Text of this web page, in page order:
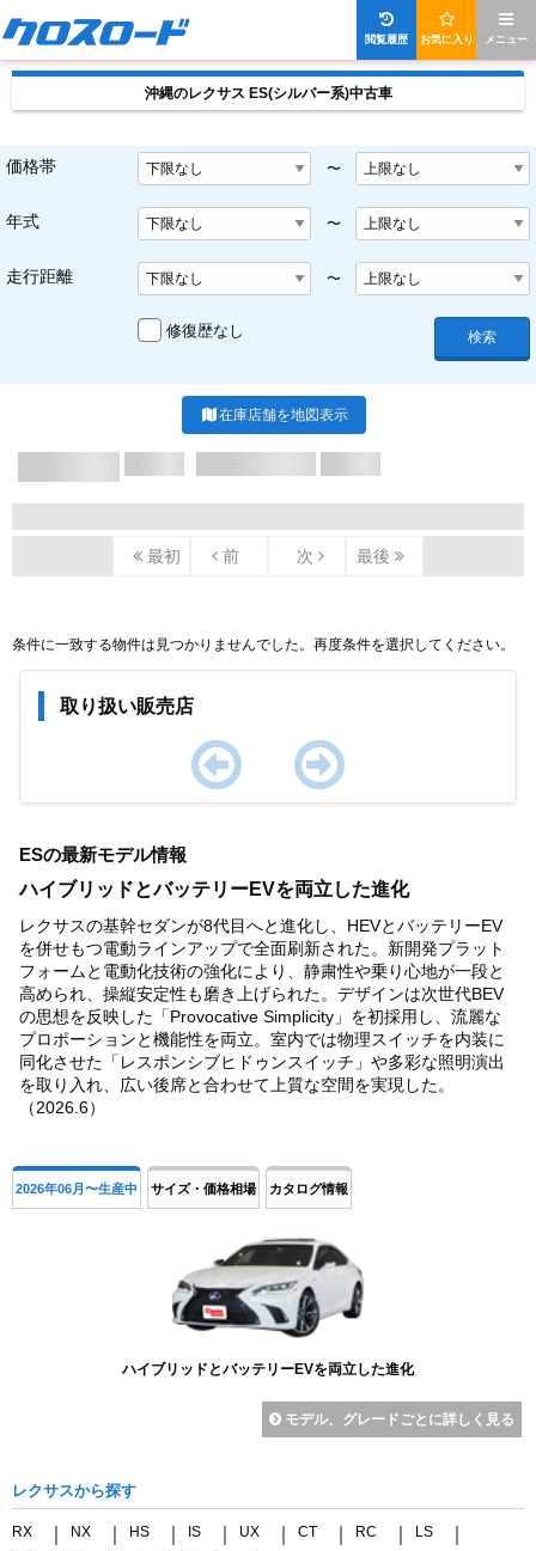
メニュー
お気に入り
閲覧履歴
沖縄のレクサス ES(シルバー系)中古車
価格帯 〜
年式 〜
走行距離 〜
修復歴なし 検索
在庫店舗を地図表示
最初 前 次 最後
条件に一致する物件は見つかりませんでした。再度条件を選択してください。
取り扱い販売店
of
ESの最新モデル情報
ハイブリッドとバッテリーEVを両立した進化
レクサスの基幹セダンが8代目へと進化し、HEVとバッテリーEV
を併せもつ電動ラインアップで全面刷新された。新開発プラット
フォームと電動化技術の強化により、静粛性や乗り心地が一段と
高められ、操縦安定性も磨き上げられた。デザインは次世代BEV
の思想を反映した「Provocative Simplicity」を初採用し、流麗な
プロポーションと機能性を両立。室内では物理スイッチを内装に
同化させた「レスポンシブヒドゥンスイッチ」や多彩な照明演出
を取り入れ、広い後席と合わせて上質な空間を実現した。
（2026.6）
2026年06月〜生産中 サイズ・価格相場 カタログ情報
ハイブリッドとバッテリーEVを両立した進化
モデル、グレードごとに詳しく見る
レクサスから探す
RX NX HS IS UX CT RC LS